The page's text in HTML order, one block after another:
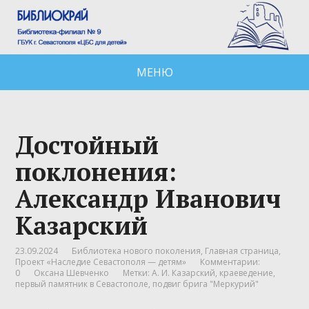
МЕНЮ
Достойный
поклонения:
Александр Иванович
Казарский
23.09.2024 Библиотека нового поколения, Главная страница,
Проект «Наследие Севастополя — детям»
Комментарии:
0
Оксана Шевченко Метки:А. И. Казарский, краеведение,
первый памятник в Севастополе, подвиг брига "Меркурий"